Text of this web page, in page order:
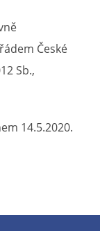
České
Sb.,
14.5.2020.